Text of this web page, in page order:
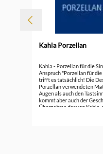
Kahla Porzellan
Kahla - Porzellan für die
Anspruch "Porzellan für
trifft es tatsächlich! Die
Porzellan verwendeten
Augen als auch den
kommt aber auch der
Übernahme der von Kahla,